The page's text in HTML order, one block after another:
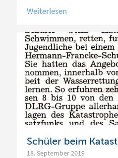
Schüler beim
18. September 2019